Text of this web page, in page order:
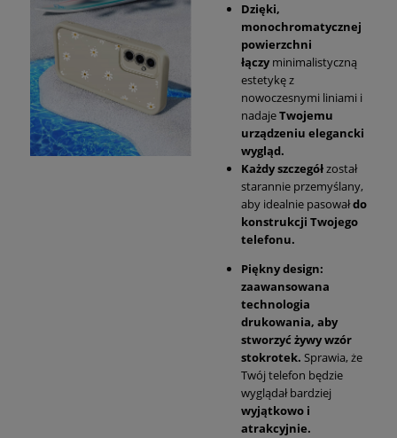
Dzięki,
monochromatycznej
powierzchni
łączyminimalistyczną
estetykę z
nowoczesnymi liniami i
nadajeTwojemu
urządzeniu elegancki
wygląd.
Każdy szczegółzostał
starannie przemyślany,
aby idealnie pasowałdo
konstrukcji Twojego
telefonu.
Piękny design:
zaawansowana
technologia
drukowania, aby
stworzyć żywy wzór
stokrotek. Sprawia, że
Twój telefon będzie
wyglądał bardziej
wyjątkowo i
atrakcyjnie.